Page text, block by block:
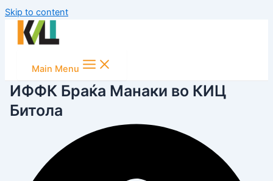
Skip to content
Main Menu
ИФФК Браќа Манаки во КИЦ
Битола